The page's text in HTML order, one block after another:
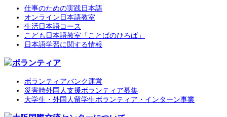
仕事のための実践日本語
オンライン日本語教室
生活日本語コース
こども日本語教室「ことばのひろば」
日本語学習に関する情報
ボランティア
ボランティアバンク運営
災害時外国人支援ボランティア募集
大学生・外国人留学生ボランティア・インターン事業